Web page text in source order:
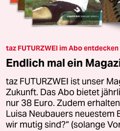
taz FUTURZWEI im Abo entdecken
Endlich mal ein
taz FUTURZWEI ist unser
Zukunft. Das Abo bietet
nur 38 Euro. Zudem
Luisa Neubauers neuestem
wir mutig sind?“ (solange